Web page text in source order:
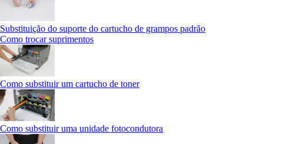
Substituição do suporte do cartucho de grampos padrão
Como trocar suprimentos
Como substituir um cartucho de toner
Como substituir uma unidade fotocondutora